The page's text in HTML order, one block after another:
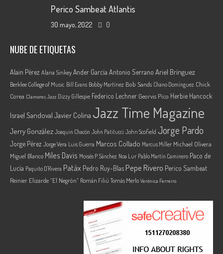
Perico Sambeat Atlantis
30 mayo, 2022 0
NUBE DE ETIQUETAS
Alain Pérez Alana SinkeyAnder García Antonio Serrano Ariel Brínguez
Berklee College of Music Bill Evans Bobby Martínez Bob Sands Chano Domínguez Chick
Corea Clamores Jazz Dizzy Gillespie Federico Lechner Georvis Pico Herbie Hancock
Israel Sandoval Javier Colina Jazz Time Magazine
Jerry González Joaquin Chacón John Patitucci John Scofield Jorge Pardo
Jorge Pérez Jorge Vera Luis Guerra Marcos Collado Marcus Miller Michael Olivera
Miguel Blanco Miles Davis Moisés P. Sánchez Noa Lur Pablo Martín Caminero Paco de
Lucía Paquito D'Rivera Patáx Pedro Ruy-Blas Pepe Rivero Perico Sambeat
Reinier Elizarde “El Negrón” Román Filiú Tomás Merlo Verónica Ferreiro